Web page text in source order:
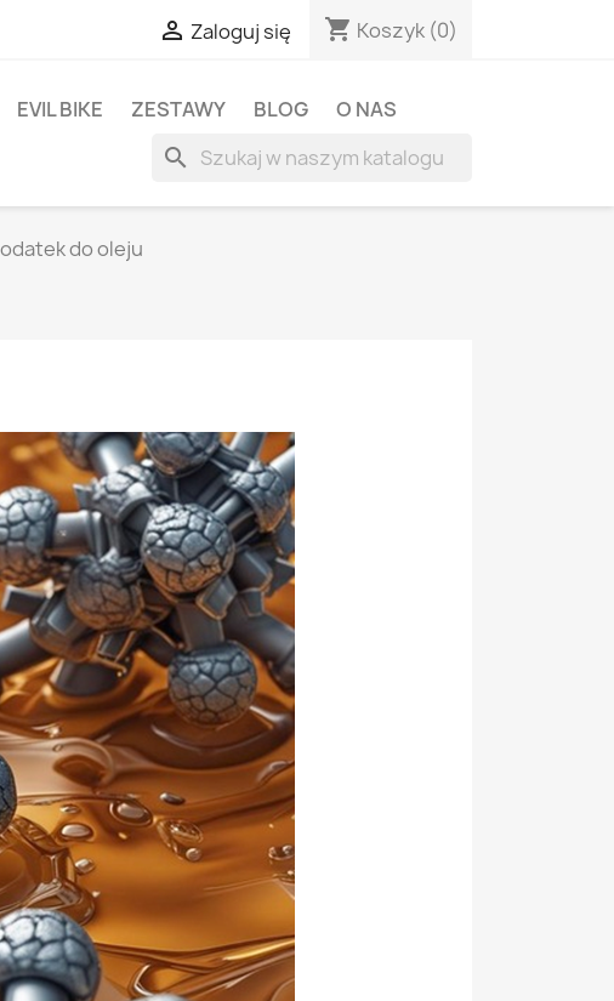
 Zaloguj się shopping_cart Koszyk (0)
EVIL BIKE ZESTAWY BLOG O NAS
search
do oleju